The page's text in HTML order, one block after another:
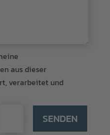
aus dieser
verarbeitet und
SENDEN